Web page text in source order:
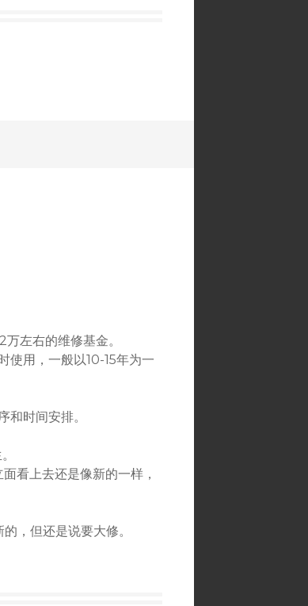
左右的维修基金。
使用，一般以10-15年为一
和时间安排。
看上去还是像新的一样，
，但还是说要大修。